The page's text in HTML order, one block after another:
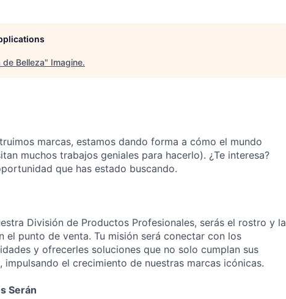
Belleza" Imagine.
marcas, estamos dando forma a cómo el mundo
muchos trabajos geniales para hacerlo). ¿Te interesa?
que has estado buscando.
División de Productos Profesionales, serás el rostro y la
el punto de venta. Tu misión será conectar con los
y ofrecerles soluciones que no solo cumplan sus
el crecimiento de nuestras marcas icónicas.
Serán